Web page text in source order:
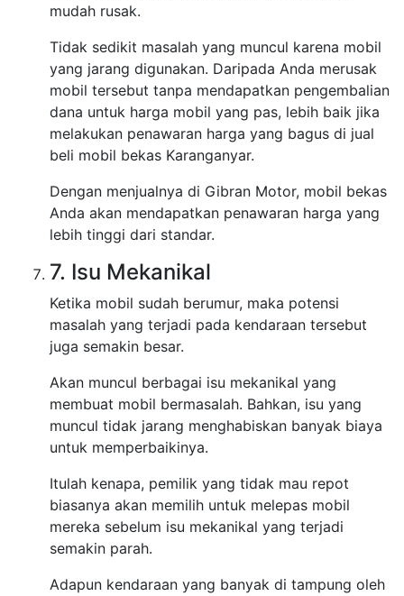
mudah rusak.
Tidak sedikit masalah yang muncul karena mobil
yang jarang digunakan. Daripada Anda merusak
mobil tersebut tanpa mendapatkan pengembalian
dana untuk harga mobil yang pas, lebih baik jika
melakukan penawaran harga yang bagus di jual
beli mobil bekas Karanganyar.
Dengan menjualnya di Gibran Motor, mobil bekas
Anda akan mendapatkan penawaran harga yang
lebih tinggi dari standar.
7. Isu Mekanikal
Ketika mobil sudah berumur, maka potensi
masalah yang terjadi pada kendaraan tersebut
juga semakin besar.
Akan muncul berbagai isu mekanikal yang
membuat mobil bermasalah. Bahkan, isu yang
muncul tidak jarang menghabiskan banyak biaya
untuk memperbaikinya.
Itulah kenapa, pemilik yang tidak mau repot
biasanya akan memilih untuk melepas mobil
mereka sebelum isu mekanikal yang terjadi
semakin parah.
Adapun kendaraan yang banyak di tampung oleh